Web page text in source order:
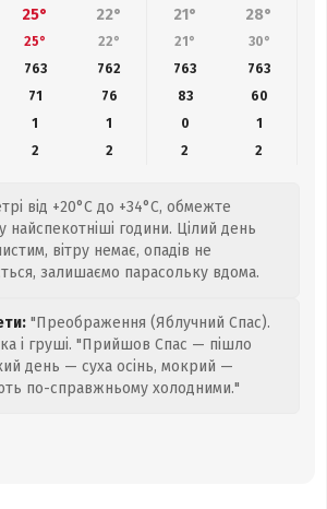
25° 22° 21° 28°
25° 22° 21° 30°
763
762 763 763
71
76 83 60
1
1 0
1
2
2 2 2
від +20°C до +34°C, обмежте
найспекотніші години. Цілий день
вітру немає, опадів не
залишаємо парасольку вдома.
"Преображення (Яблучний Спас).
і груші. "Прийшов Спас — пішло
день — суха осінь, мокрий —
по-справжньому холодними."